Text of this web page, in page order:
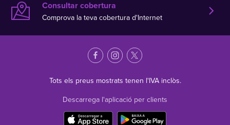
Consultar cobertura
Comprova la teva cobertura d'Internet
Tots els preus mostrats tenen l'IVA inclòs.
Descarrega l'aplicació per clients